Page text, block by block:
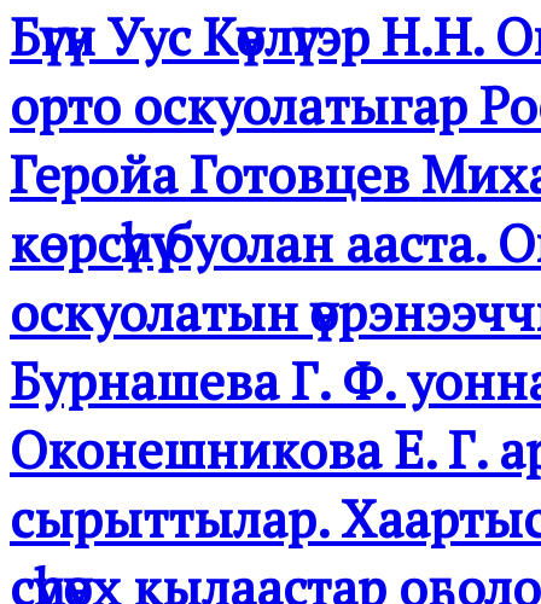
Бүгүн Уус Күөлүгэр
орто оскуолатыгар
Геройа Готовцев
көрсүһүү буолан
оскуолатын
Бурнашева Г. Ф.
Оконешникова Е. Г.
сырыттылар.
сүһүөх кылаастар